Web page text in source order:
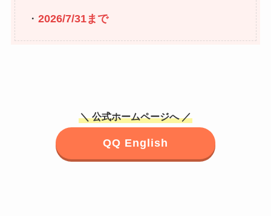
・ 2026/7/31まで
＼ 公式ホームページへ ／
QQ English